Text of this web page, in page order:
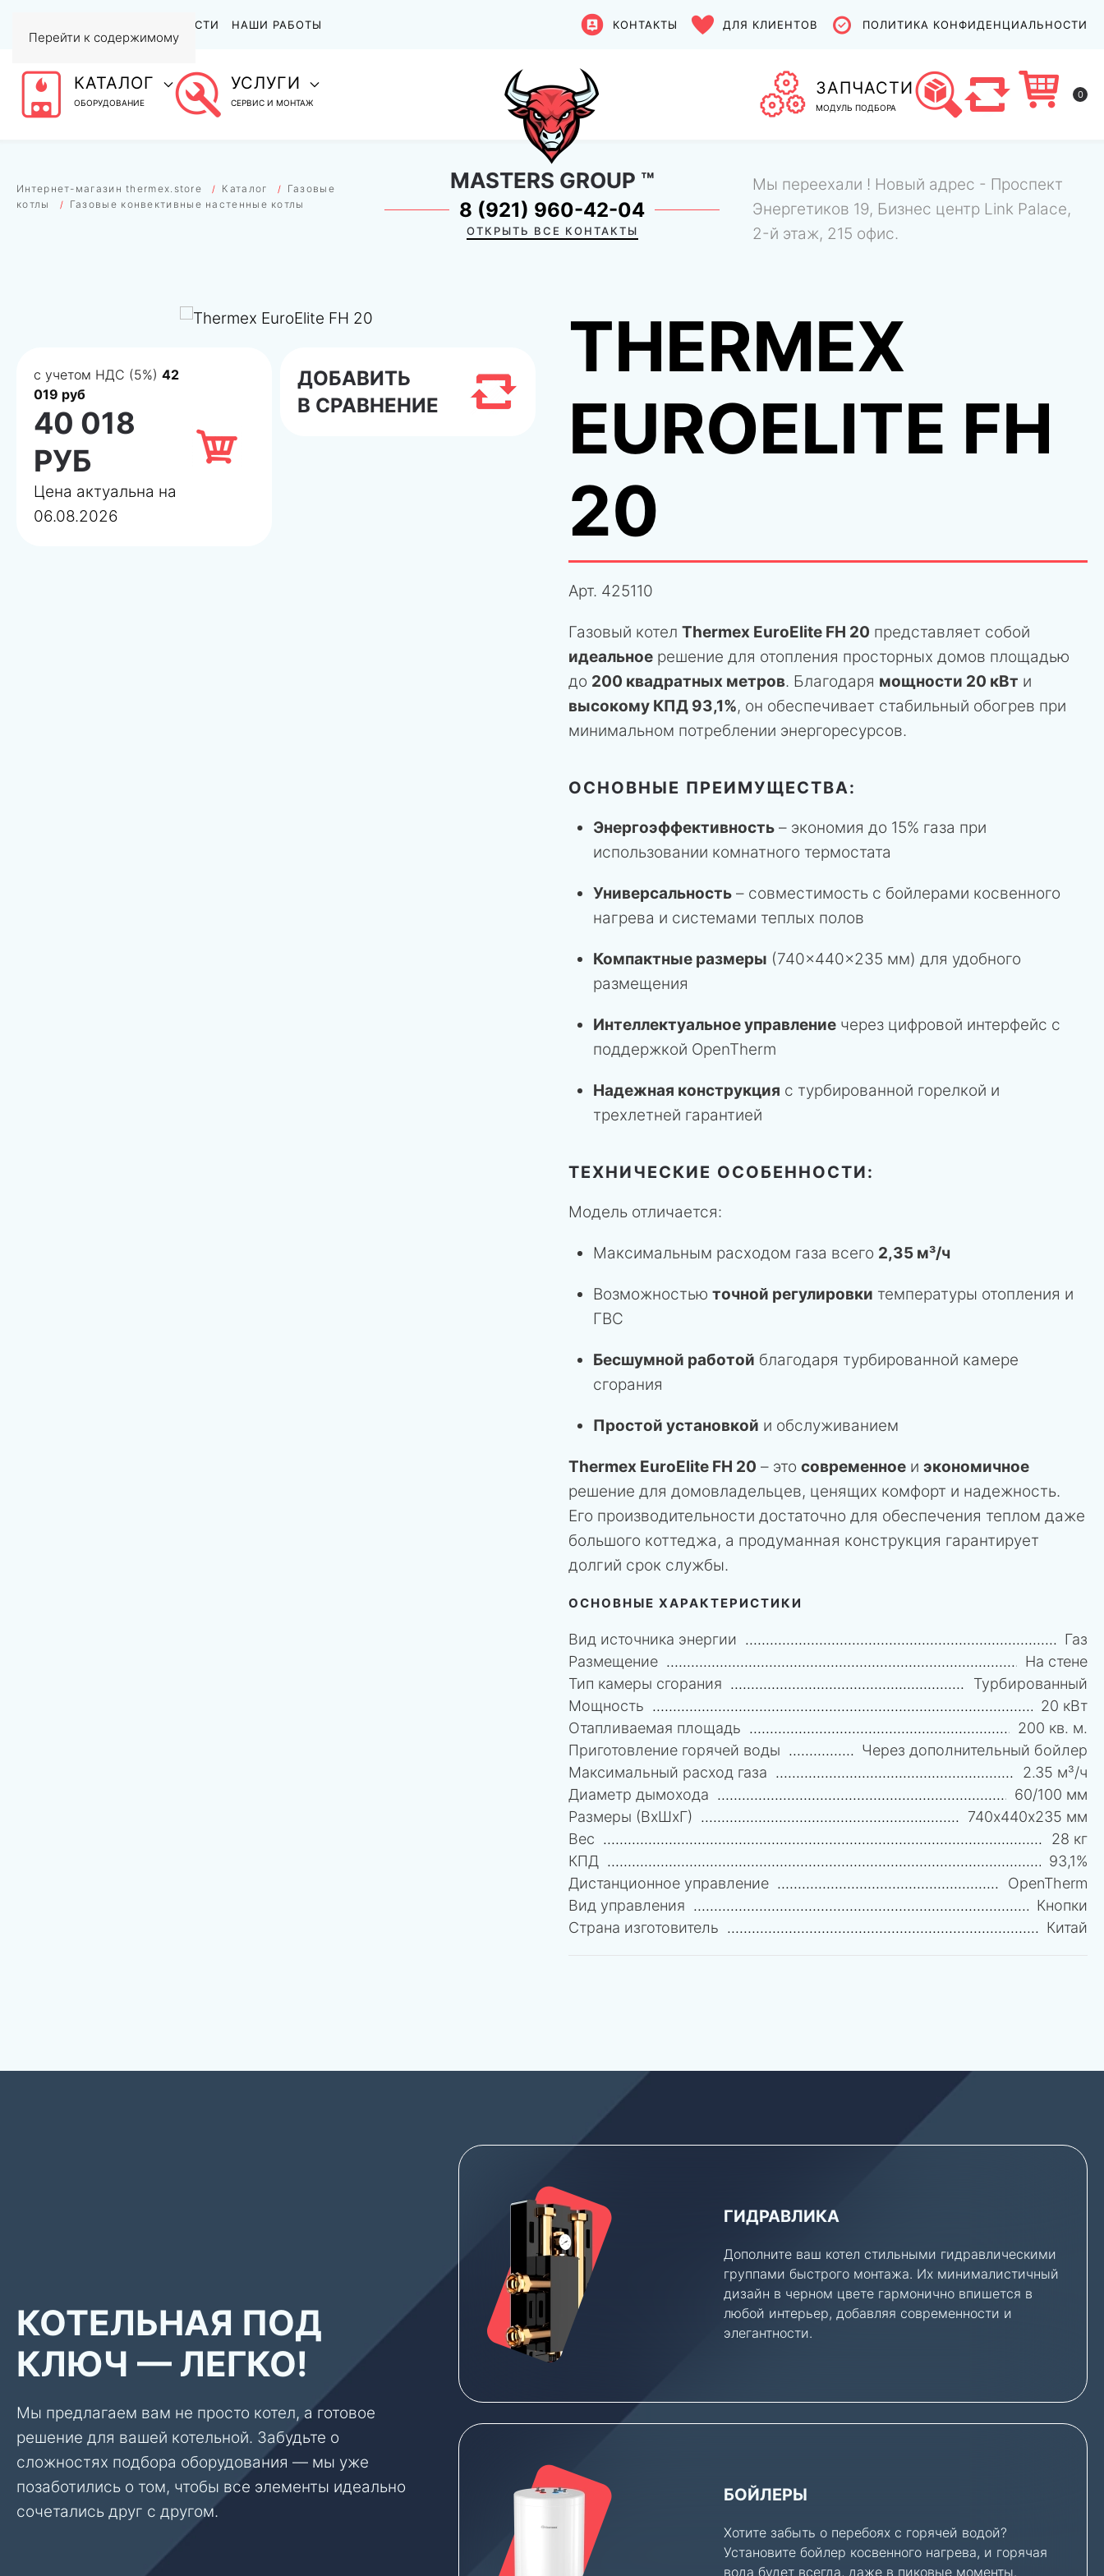
Перейти к содержимому
СТАТЬИ И НОВОСТИ НАШИ РАБОТЫ КОНТАКТЫ ДЛЯ КЛИЕНТОВ ПОЛИТИКА КОНФИДЕНЦИАЛЬНОСТИ
КАТАЛОГ
ОБОРУДОВАНИЕ
УСЛУГИ
СЕРВИС И МОНТАЖ
ЗАПЧАСТИ
МОДУЛЬ ПОДБОРА
0
Интернет-магазин thermex.store Каталог
Газовые
котлы
Газовые конвективные настенные котлы
MASTERS GROUP ™
8 (921) 960-42-04
ОТКРЫТЬ ВСЕ КОНТАКТЫ
Мы переехали ! Новый адрес - Проспект
Энергетиков 19, Бизнес центр Link Palace,
2-й этаж, 215 офис.
с учетом НДС (5%) 42
019 руб
40 018
РУБ
Цена актуальна на
06.08.2026
ДОБАВИТЬ
В СРАВНЕНИЕ
THERMEX
EUROELITE FH
20
Арт. 425110
Газовый котел Thermex EuroElite FH 20 представляет собой
идеальное решение для отопления просторных домов площадью
до 200 квадратных метров. Благодаря мощности 20 кВт и
высокому КПД 93,1%, он обеспечивает стабильный обогрев при
минимальном потреблении энергоресурсов.
ОСНОВНЫЕ ПРЕИМУЩЕСТВА:
Энергоэффективность – экономия до 15% газа при
использовании комнатного термостата
Универсальность – совместимость с бойлерами косвенного
нагрева и системами теплых полов
Компактные размеры (740×440×235 мм) для удобного
размещения
Интеллектуальное управление через цифровой интерфейс с
поддержкой OpenTherm
Надежная конструкция с турбированной горелкой и
трехлетней гарантией
ТЕХНИЧЕСКИЕ ОСОБЕННОСТИ:
Модель отличается:
Максимальным расходом газа всего 2,35 м³/ч
Возможностью точной регулировки температуры отопления и
ГВС
Бесшумной работой благодаря турбированной камере
сгорания
Простой установкой и обслуживанием
Thermex EuroElite FH 20 – это современное и экономичное
решение для домовладельцев, ценящих комфорт и надежность.
Его производительности достаточно для обеспечения теплом даже
большого коттеджа, а продуманная конструкция гарантирует
долгий срок службы.
ОСНОВНЫЕ ХАРАКТЕРИСТИКИ
Вид источника энергии
Газ
Размещение
На стене
Тип камеры сгорания
Турбированный
Мощность
20 кВт
Отапливаемая площадь
200 кв. м.
Приготовление горячей воды
Через дополнительный бойлер
Максимальный расход газа
2.35 м³/ч
Диаметр дымохода
60/100 мм
Размеры (ВхШхГ)
740х440х235 мм
Вес
28 кг
КПД
93,1%
Дистанционное управление
OpenTherm
Вид управления
Кнопки
Страна изготовитель
Китай
КОТЕЛЬНАЯ ПОД
КЛЮЧ — ЛЕГКО!
Мы предлагаем вам не просто котел, а готовое
решение для вашей котельной. Забудьте о
сложностях подбора оборудования — мы уже
позаботились о том, чтобы все элементы идеально
сочетались друг с другом.
ГИДРАВЛИКА
Дополните ваш котел стильными гидравлическими
группами быстрого монтажа. Их минималистичный
дизайн в черном цвете гармонично впишется в
любой интерьер, добавляя современности и
элегантности.
БОЙЛЕРЫ
Хотите забыть о перебоях с горячей водой?
Установите бойлер косвенного нагрева, и горячая
вода будет всегда, даже в пиковые моменты.